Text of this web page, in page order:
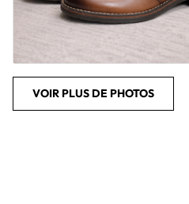
VOIR PLUS DE PHOTOS